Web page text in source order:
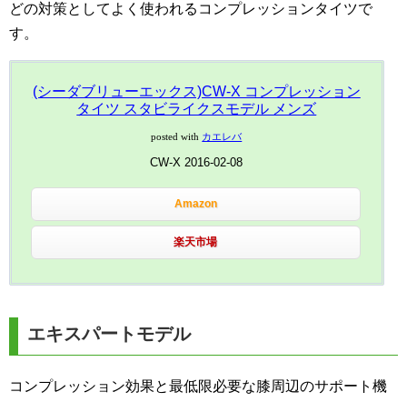
どの対策としてよく使われるコンプレッションタイツで
す。
(シーダブリューエックス)CW-X コンプレッション
タイツ スタビライクスモデル メンズ
posted with カエレバ
CW-X 2016-02-08
Amazon
楽天市場
エキスパートモデル
コンプレッション効果と最低限必要な膝周辺のサポート機